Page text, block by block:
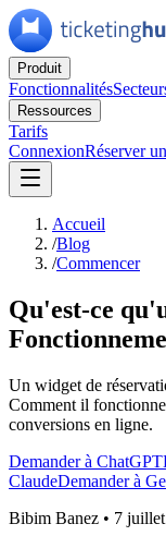
Produit
Fonctionnalités
Ressources
Tarifs
ConnexionRéserver
Accueil
/Blog
/Commencer
Qu'est-ce
Un widget de
Comment il
conversions en ligne.
Demander à ChatGPT
ClaudeDemander à
Bibim Banez • 7